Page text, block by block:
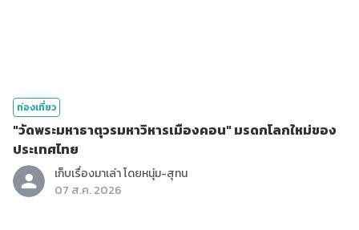
ท่องเที่ยว
"วัดพระมหาธาตุวรมหาวิหารเมืองคอน" มรดกโลกใหม่ของ
ประเทศไทย
เก็บเรื่องมาเล่า โดยหนุ่ม-สุทน
07 ส.ค. 2026